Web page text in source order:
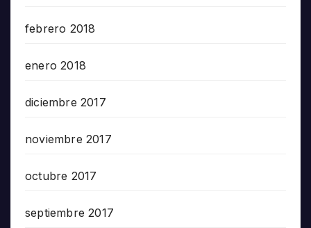
febrero 2018
enero 2018
diciembre 2017
noviembre 2017
octubre 2017
septiembre 2017